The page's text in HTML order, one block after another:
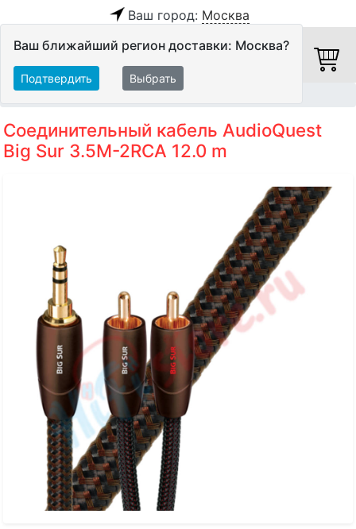
Ваш город: Москва
Ваш ближайший регион доставки: Москва?
Подтвердить Выбрать
Соединительный кабель AudioQuest
Big Sur 3.5M-2RCA 12.0 m